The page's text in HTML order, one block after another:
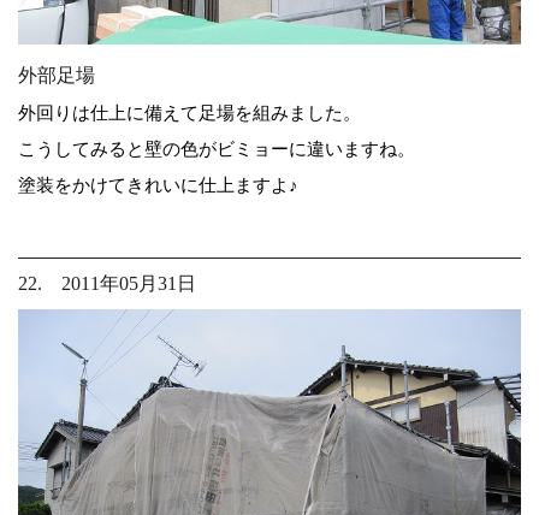
外部足場
外回りは仕上に備えて足場を組みました。
こうしてみると壁の色がビミョーに違いますね。
塗装をかけてきれいに仕上ますよ♪
22. 2011年05月31日